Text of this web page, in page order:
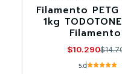
-30%
Filamento
1kg
$10.290
5.0